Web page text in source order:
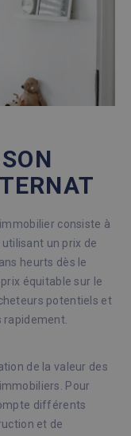
consiste à
un prix de
heurts dès le
équitable sur le
potentiels et
rapidement.
de la valeur des
Pour
différents
et de